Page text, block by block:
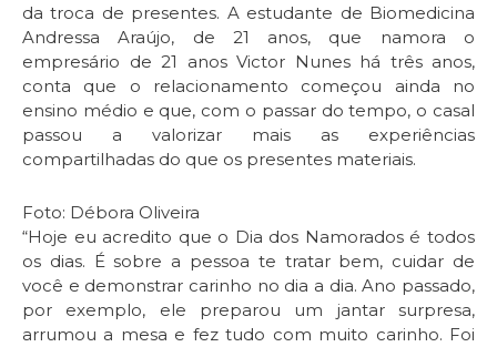
da troca de presentes. A estudante de Biomedicina
Andressa Araújo, de 21 anos, que namora o
empresário de 21 anos Victor Nunes há três anos,
conta que o relacionamento começou ainda no
ensino médio e que, com o passar do tempo, o casal
passou a valorizar mais as experiências
compartilhadas do que os presentes materiais.
Foto: Débora Oliveira
“Hoje eu acredito que o Dia dos Namorados é todos
os dias. É sobre a pessoa te tratar bem, cuidar de
você e demonstrar carinho no dia a dia. Ano passado,
por exemplo, ele preparou um jantar surpresa,
arrumou a mesa e fez tudo com muito carinho. Foi